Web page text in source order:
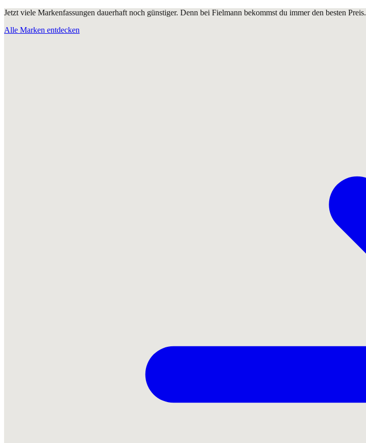
Jetzt viele Markenfassungen dauerhaft noch günstiger. Denn bei Fielmann bekommst du immer den besten Preis.
Alle Marken entdecken